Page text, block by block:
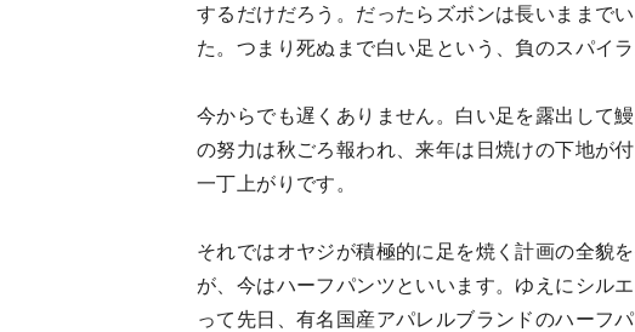
するだけだろう。だったらズボンは長いままで
た。つまり死ぬまで白い足という、負のスパイ
今からでも遅くありません。白い足を露出して
の努力は秋ごろ報われ、来年は日焼けの下地が
一丁上がりです。
それではオヤジが積極的に足を焼く計画の全貌
が、今はハーフパンツといいます。ゆえにシル
って先日、有名国産アパレルブランドのハーフ